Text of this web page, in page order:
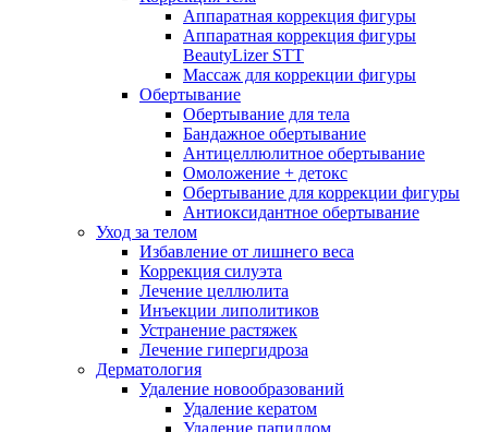
Аппаратная коррекция фигуры
Аппаратная коррекция фигуры
BeautyLizer STT
Массаж для коррекции фигуры
Обертывание
Обертывание для тела
Бандажное обертывание
Антицеллюлитное обертывание
Омоложение + детокс
Обертывание для коррекции фигуры
Антиоксидантное обертывание
Уход за телом
Избавление от лишнего веса
Коррекция силуэта
Лечение целлюлита
Инъекции липолитиков
Устранение растяжек
Лечение гипергидроза
Дерматология
Удаление новообразований
Удаление кератом
Удаление папиллом